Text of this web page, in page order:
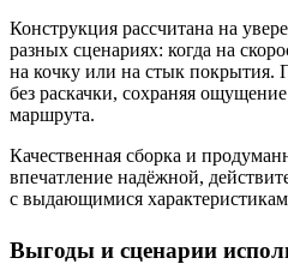
Конструкция рассчитана на
разных сценариях: когда на
на кочку или на стык покрытия.
без раскачки, сохраняя
маршрута.
Качественная сборка и
впечатление надёжной,
с выдающимися
Выгоды и сценарии